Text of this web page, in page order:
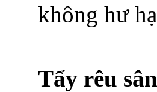
không hư
Tẩy rêu